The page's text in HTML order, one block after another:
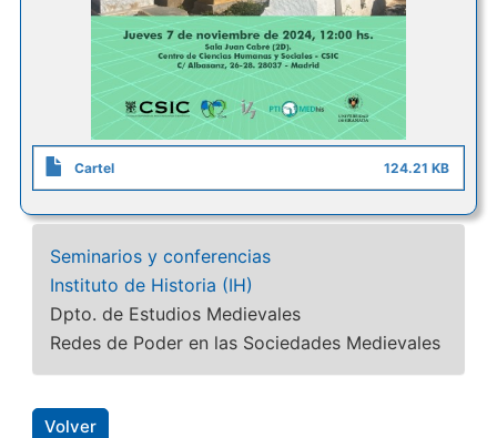
Cartel 124.21 KB
Seminarios y conferencias
Instituto de Historia (IH)
Dpto. de Estudios Medievales
Redes de Poder en las Sociedades Medievales
Volver